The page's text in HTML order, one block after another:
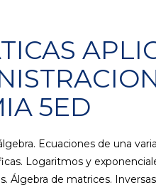
5ED
Ecuaciones de una
Logaritmos y
Álgebra de matrices.